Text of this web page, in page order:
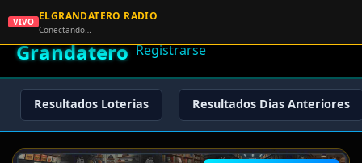
🌟 El
Grandatero Registrarse
Resultados Loterias Resultados Dias Anteriores
VIVO ELGRANDATERO RADIO
Conectando…